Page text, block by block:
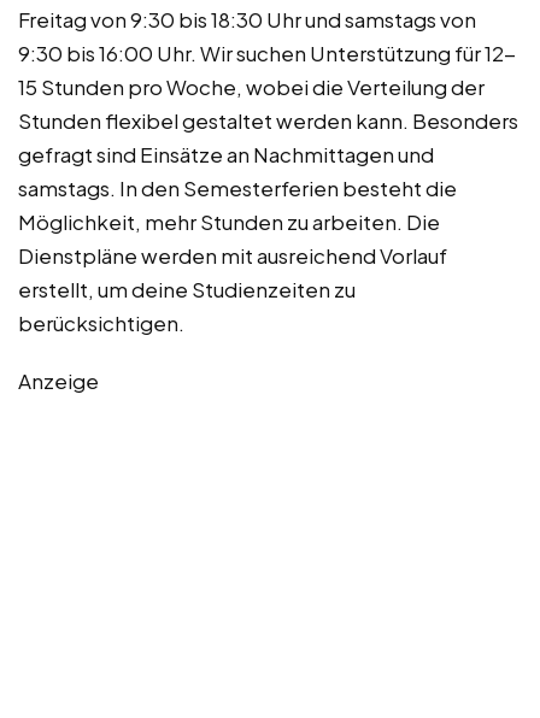
Freitag von 9:30 bis 18:30 Uhr und samstags von
9:30 bis 16:00 Uhr. Wir suchen Unterstützung für 12-
15 Stunden pro Woche, wobei die Verteilung der
Stunden flexibel gestaltet werden kann. Besonders
gefragt sind Einsätze an Nachmittagen und
samstags. In den Semesterferien besteht die
Möglichkeit, mehr Stunden zu arbeiten. Die
Dienstpläne werden mit ausreichend Vorlauf
erstellt, um deine Studienzeiten zu
berücksichtigen.
Anzeige